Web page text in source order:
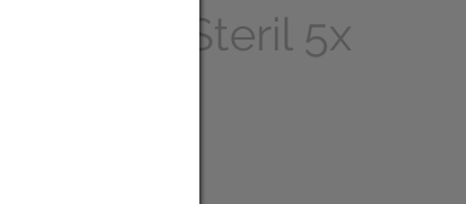
Classic Steril 5x